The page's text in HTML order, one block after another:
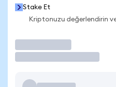
Stake Et
Kriptonuzu değerlendirin